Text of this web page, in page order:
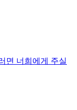
면 너희에게 주실